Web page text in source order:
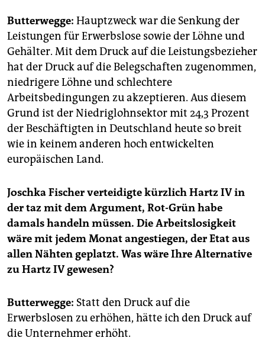
Risikogruppen:54 Prozent der Haushalte im Hartz-IV-
Bezug bestehen aus Alleinlebenden, 19 Prozent waren
Haushalte von Alleinerziehenden.(bd)
Butterwegge: Hauptzweck war die Senkung der
Leistungen für Erwerbslose sowie der Löhne und
Gehälter. Mit dem Druck auf die Leistungsbezieher
hat der Druck auf die Belegschaften zugenommen,
niedrigere Löhne und schlechtere
Arbeitsbedingungen zu akzeptieren. Aus diesem
Grund ist der Niedriglohnsektor mit 24,3 Prozent
der Beschäftigten in Deutschland heute so breit
wie in keinem anderen hoch entwickelten
europäischen Land.
Joschka Fischer verteidigte kürzlich Hartz IV in
der taz mit dem Argument, Rot-Grün habe
damals handeln müssen. Die Arbeitslosigkeit
wäre mit jedem Monat angestiegen, der Etat aus
allen Nähten geplatzt. Was wäre Ihre Alternative
zu Hartz IV gewesen?
Butterwegge: Statt den Druck auf die
Erwerbslosen zu erhöhen, hätte ich den Druck auf
die Unternehmer erhöht.